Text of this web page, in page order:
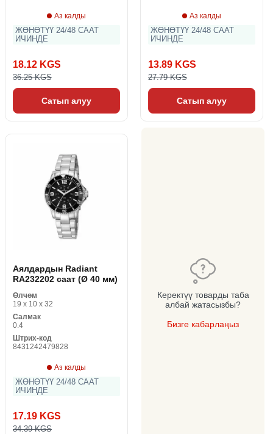
Аз калды
ЖӨНӨТҮҮ 24/48 СААТ
ИЧИНДЕ
18.12 KGS
36.25 KGS
Сатып алуу
Аз калды
ЖӨНӨТҮҮ 24/48 СААТ
ИЧИНДЕ
13.89 KGS
27.79 KGS
Сатып алуу
Аялдардын Radiant
RA232202 саат (Ø 40 мм)
Өлчөм
19 x 10 x 32
Салмак
0.4
Штрих-код
8431242479828
Аз калды
ЖӨНӨТҮҮ 24/48 СААТ
ИЧИНДЕ
17.19 KGS
34.39 KGS
Керектүү товарды таба
албай жатасызбы?
Бизге кабарлаңыз